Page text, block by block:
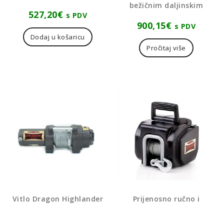
527,20€ s PDV
Dodaj u košaricu
bežičnim daljinskim
900,15€ s PDV
Pročitaj više
Vitlo Dragon Highlander
Prijenosno ručno i